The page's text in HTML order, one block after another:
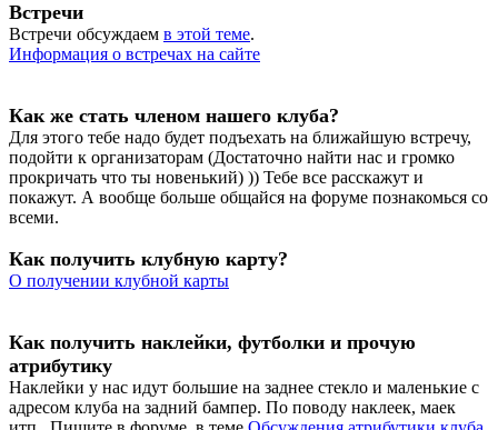
Встречи
Встречи обсуждаем в этой теме.
Информация о встречах на сайте
Как же стать членом нашего клуба?
Для этого тебе надо будет подъехать на ближайшую встречу,
подойти к организаторам (Достаточно найти нас и громко
прокричать что ты новенький) )) Тебе все расскажут и
покажут. А вообще больше общайся на форуме познакомься со
всеми.
Как получить клубную карту?
О получении клубной карты
Как получить наклейки, футболки и прочую
атрибутику
Наклейки у нас идут большие на заднее стекло и маленькие с
адресом клуба на задний бампер. По поводу наклеек, маек